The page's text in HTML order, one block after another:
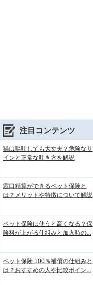
注目コンテンツ
猫は嘔吐しても大丈夫？危険なサ
インと正常な吐き方を解説
窓口精算ができるペット保険と
は？メリットや特徴について解説
ペット保険は使うと高くなる？保
険料が上がる仕組みと加入時の...
ペット保険 100％補償の仕組みと
は？おすすめの人や比較ポイン...